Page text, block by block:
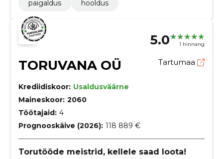
paigaldus hooldus
5.0 1 hinnang
TORUVANA OÜ Tartumaa
Krediidiskoor: Usaldusväärne
Maineskoor: 2060
Töötajaid: 4
Prognooskäive (2026): 118 889 €
Torutööde meistrid, kellele saad loota!